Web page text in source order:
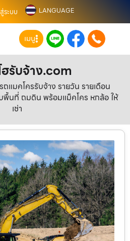
ระบบ LANGUAGE
เมนู
รับจ้าง.com
แมคโครรับจ้าง รายวัน รายเดือน
พื้นที่ ถมดิน พร้อมแม็คโคร หกล้อ ให้
เช่า